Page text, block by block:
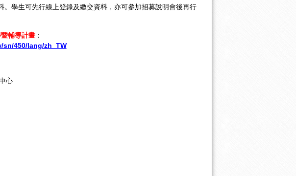
學生可先行線上登錄及繳交資料，亦可參加招募說明會後再行
輔導計畫：
450/lang/zh_TW
心